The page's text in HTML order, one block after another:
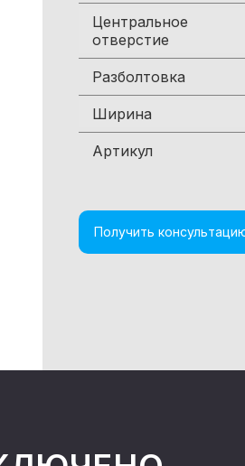
Центральное
отверстие
Разболтовка
Ширина
Артикул
Получить